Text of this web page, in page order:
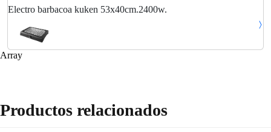
Electro barbacoa kuken 53x40cm.2400w.
Array
Productos relacionados